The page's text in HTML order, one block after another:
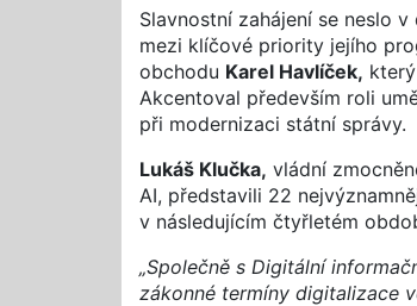
Slavnostní zahájení se neslo
mezi klíčové priority jejího
obchodu Karel Havlíček,
Akcentoval především roli
při modernizaci státní správy.
Lukáš Klučka, vládní
AI, představili 22
v následujícím čtyřletém
„Společně s Digitální
zákonné termíny digitalizace